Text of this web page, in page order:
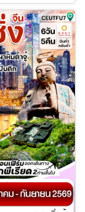
03 ต.ค. 69
- 07 ต.ค. 69
11 ต.ค. 69
15 ต.ค. 69
19 ต.ค. 69
23 ต.ค. 69